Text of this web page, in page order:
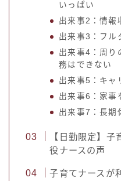
いっぱい
出来事2：情報
出来事3：フル
出来事4：周り
務はできない
出来事5：キャ
出来事6：家事
出来事7：長期
【日勤限定】
役ナースの声
子育てナースが